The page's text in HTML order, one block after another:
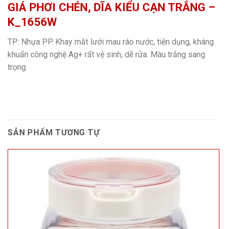
GIÁ PHƠI CHÉN, DĨA KIỂU CẠN TRẮNG –
K_1656W
TP: Nhựa PP. Khay mắt lưới mau ráo nước, tiện dụng, kháng
khuẩn công nghệ Ag+ rất vệ sinh, dễ rửa. Màu trắng sang
trọng.
SẢN PHẨM TƯƠNG TỰ